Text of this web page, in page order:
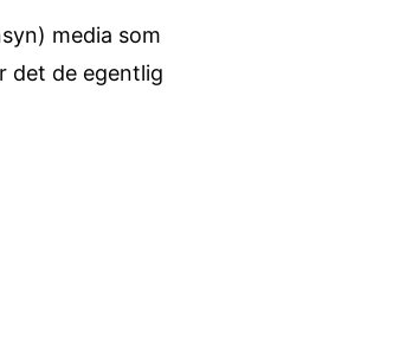
media som
det de egentlig